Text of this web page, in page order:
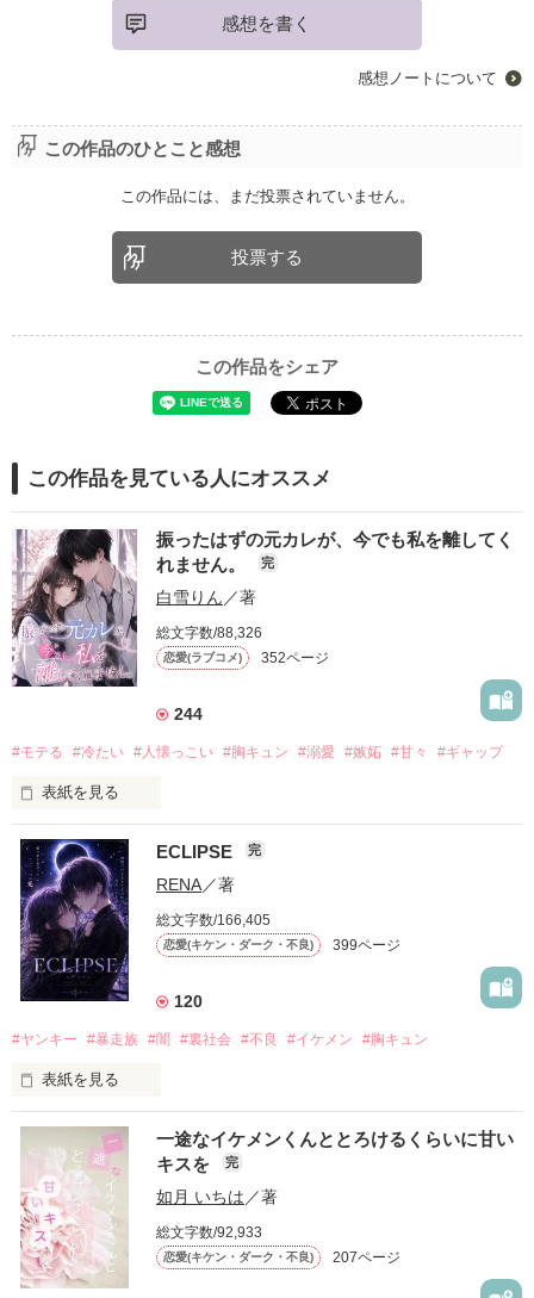
感想を書く
感想ノートについて
この作品のひとこと感想
この作品には、まだ投票されていません。
投票する
この作品をシェア
この作品を見ている人にオススメ
振ったはずの元カレが、今でも私を離してく
れません。
完
白雪りん ／著
総文字数/88,326
恋愛(ラブコメ) 352ページ
244
#モテる #冷たい #人懐っこい #胸キュン #溺愛 #嫉妬 #甘々 #ギャップ
表紙を見る
「好きだったから、別れを選んだ。」
モテる人を好きになるのが怖かった。
だから私は、中学時代に大好きだった彼を自分から振った。
もう会うことはないと思っていたのに、
高校生になって再会した彼は、隣の学校で”王子様”と呼ばれる
他の女の子には冷たいのに
私にだけ昔と変わらない笑顔を向けてくる。
「澪ちゃん。」
それは止まっていた恋が再び動き始める合図──。
✨.ﾟ･*..☆.｡.:*✨.☆.｡.:. *:ﾟ✨.ﾟ･*..☆.｡.:*✨
ECLIPSE 完
RENA／著
総文字数/166,405
恋愛(キケン・ダーク・不良) 399ページ
120
#ヤンキー #暴走族 #闇 #裏社会 #不良 #イケメン #胸キュン
表紙を見る
表紙画像はAIです
作品を読む
一途なイケメンくんととろけるくらいに甘い
キスを
完
如月 いちは ／著
総文字数/92,933
恋愛(キケン・ダーク・不良) 207ページ